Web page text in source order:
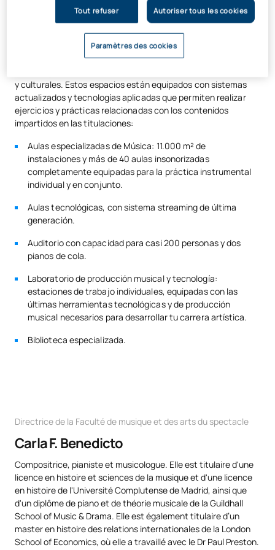
En la Facultad de Música y Artes Escénicas de la UAX
disponemos de zonas especialmente habilitadas para el
aprendizaje práctico, diseñadas con el fin de facilitar el
desarrollo de actividades formativas vinculadas a diferentes
y culturales. Estos espacios están equipados con sistemas
actualizados y tecnologías aplicadas que permiten realizar
ejercicios y prácticas relacionadas con los contenidos
impartidos en las titulaciones:
Aulas especializadas de Música: 11.000 m² de
instalaciones y más de 40 aulas insonorizadas
completamente equipadas para la práctica instrumental
individual y en conjunto.
Aulas tecnológicas, con sistema streaming de última
generación.
Auditorio con capacidad para casi 200 personas y dos
pianos de cola.
Laboratorio de producción musical y tecnología:
estaciones de trabajo individuales, equipadas con las
últimas herramientas tecnológicas y de producción
musical necesarios para desarrollar tu carrera artística.
Biblioteca especializada.
Directrice de la Faculté de musique et des arts du spectacle
Carla F. Benedicto
Compositrice, pianiste et musicologue. Elle est titulaire d'une
licence en histoire et sciences de la musique et d'une licence
en histoire de l'Université Complutense de Madrid, ainsi que
d'un diplôme de piano et de théorie musicale de la Guildhall
School of Music & Drama. Elle est également titulaire d’un
master en histoire des relations internationales de la London
School of Economics, où elle a travaillé avec le Dr Paul Preston.
Tout refuser Autoriser tous les cookies
Paramètres des cookies